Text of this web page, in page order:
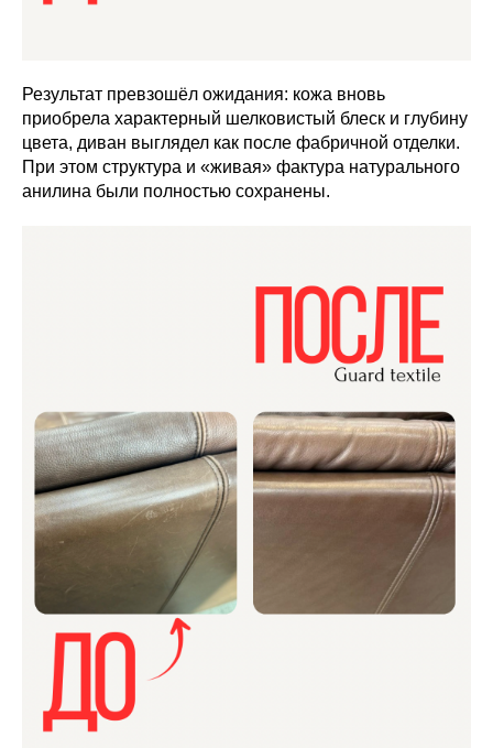
Результат превзошёл ожидания: кожа вновь
приобрела характерный шелковистый блеск и глубину
цвета, диван выглядел как после фабричной отделки.
При этом структура и «живая» фактура натурального
анилина были полностью сохранены.